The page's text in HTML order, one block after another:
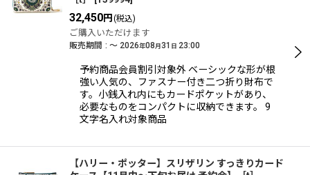
32,450円 (税込)
ご購入いただけます
販売期間 : ～ 2026年08月31 日 23:00
予約商品会員割引対象外 ベーシックな形が根
強い人気の、ファスナー付き二つ折り財布で
す。小銭入れ内にもカードポケットがあり、
必要なものをコンパクトに収納できます。 9
文字名入れ対象商品
【ハリー・ポッター】スリザリン すっきりカード